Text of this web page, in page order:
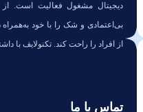
دیجیتال مشغول فعالیت است. از
بی‌اعتمادی و شک را با خود به‌همراه
از افراد را راحت کند. تکنولایف با
تماس با ما